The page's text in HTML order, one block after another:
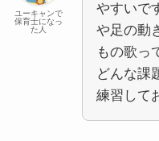
ユーキャンで
保育士になっ
た人
やすいで
や足の動
もの歌っ
どんな課
練習して